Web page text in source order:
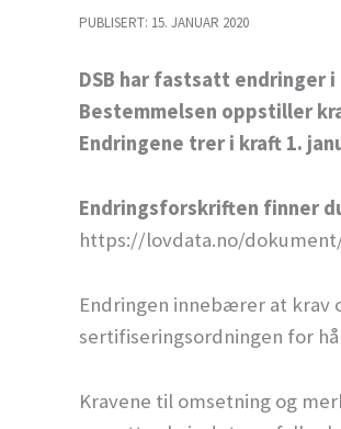
PUBLISERT: 15. JANUAR 2020
DSB har fastsatt endringer
Bestemmelsen oppstiller
Endringene trer i kraft 1.
Endringsforskriften finner
https://lovdata.no/
Endringen innebærer at krav
sertifiseringsordningen for
Kravene til omsetning og